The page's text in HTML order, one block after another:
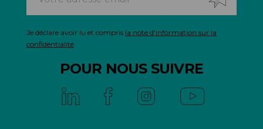
Je déclare avoir lu et compris la note d'information sur la
confidentialité
POUR NOUS SUIVRE